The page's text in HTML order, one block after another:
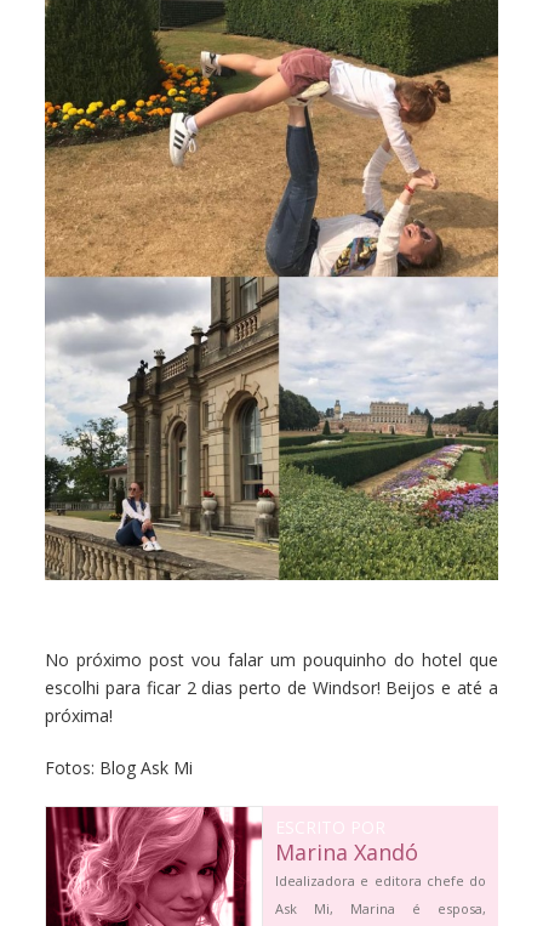
No próximo post vou falar um pouquinho do hotel que
escolhi para ficar 2 dias perto de Windsor! Beijos e até a
próxima!
Fotos: Blog Ask Mi
ESCRITO POR
Marina Xandó
Idealizadora e editora chefe do
Ask Mi, Marina é esposa,